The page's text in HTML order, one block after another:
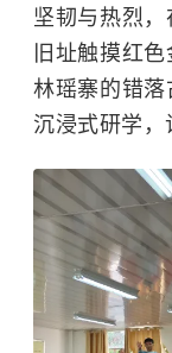
坚韧与热烈
旧址触摸红
林瑶寨的错落
沉浸式研学，